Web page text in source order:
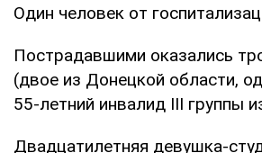
Один человек от
Пострадавшими оказались
(двое из Донецкой области,
55-летний инвалид III группы
Двадцатилетняя девушка-